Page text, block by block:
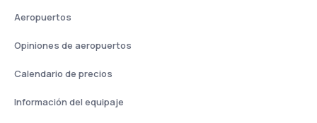
Aeropuertos
Opiniones de aeropuertos
Calendario de precios
Información del equipaje